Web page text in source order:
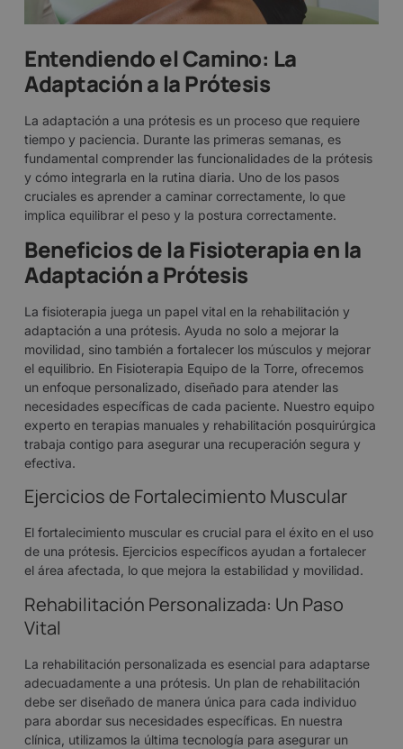
Entendiendo el Camino: La
Adaptación a la Prótesis
La adaptación a una prótesis es un proceso que requiere
tiempo y paciencia. Durante las primeras semanas, es
fundamental comprender las funcionalidades de la prótesis
y cómo integrarla en la rutina diaria. Uno de los pasos
cruciales es aprender a caminar correctamente, lo que
implica equilibrar el peso y la postura correctamente.
Beneficios de la Fisioterapia en la
Adaptación a Prótesis
La fisioterapia juega un papel vital en la rehabilitación y
adaptación a una prótesis. Ayuda no solo a mejorar la
movilidad, sino también a fortalecer los músculos y mejorar
el equilibrio. En Fisioterapia Equipo de la Torre , ofrecemos
un enfoque personalizado, diseñado para atender las
necesidades específicas de cada paciente. Nuestro equipo
experto en terapias manuales y rehabilitación posquirúrgica
trabaja contigo para asegurar una recuperación segura y
efectiva.
Ejercicios de Fortalecimiento Muscular
El fortalecimiento muscular es crucial para el éxito en el uso
de una prótesis. Ejercicios específicos ayudan a fortalecer
el área afectada, lo que mejora la estabilidad y movilidad.
Rehabilitación Personalizada: Un Paso
Vital
La rehabilitación personalizada es esencial para adaptarse
adecuadamente a una prótesis. Un plan de rehabilitación
debe ser diseñado de manera única para cada individuo
para abordar sus necesidades específicas. En nuestra
clínica, utilizamos la última tecnología para asegurar un